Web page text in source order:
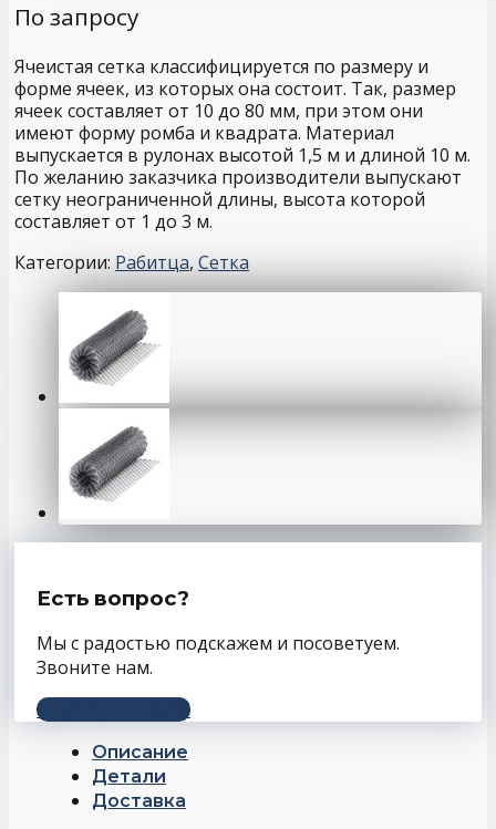
По запросу
Ячеистая сетка классифицируется по размеру и
форме ячеек, из которых она состоит. Так, размер
ячеек составляет от 10 до 80 мм, при этом они
имеют форму ромба и квадрата. Материал
выпускается в рулонах высотой 1,5 м и длиной 10 м.
По желанию заказчика производители выпускают
сетку неограниченной длины, высота которой
составляет от 1 до 3 м.
Категории: Рабитца, Сетка
Есть вопрос?
Мы с радостью подскажем и посоветуем.
Звоните нам.
+7 (343) 243-56-66
Описание
Детали
Доставка